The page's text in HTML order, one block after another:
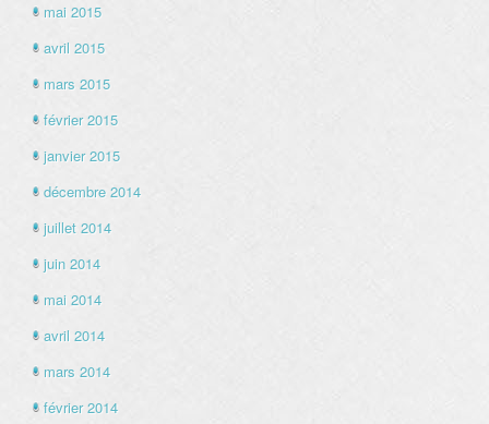
mai 2015
avril 2015
mars 2015
février 2015
janvier 2015
décembre 2014
juillet 2014
juin 2014
mai 2014
avril 2014
mars 2014
février 2014